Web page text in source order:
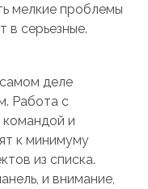
мелкие проблемы
в серьезные.
деле
Работа с
и
к минимуму
из списка.
и внимание,